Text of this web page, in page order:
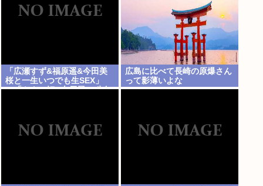
「広瀬すず&福原遥&今田美
桜と一生いつでも生SEX」
or「やよい軒&大戸屋 一生無
広島に比べて長崎の原爆さん
って影薄いよな